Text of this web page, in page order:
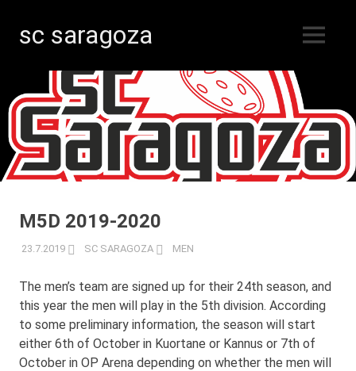
content
sc saragoza
Kristinestad
since
1996
MENU
M5D 2019-2020
23.7.2019 SC SARAGOZA MEN
The men’s team are signed up for their 24th season, and
this year the men will play in the 5th division. According
to some preliminary information, the season will start
either 6th of October in Kuortane or Kannus or 7th of
October in OP Arena depending on whether the men will